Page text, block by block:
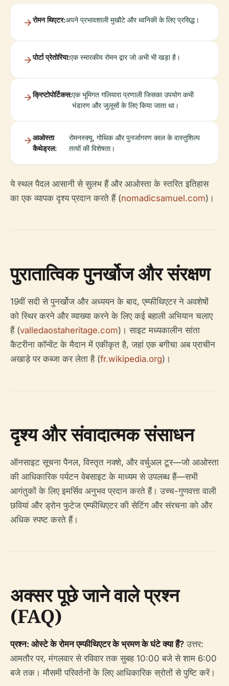
रोमन थिएटर:अपने प्रभावशाली मुखौटे और ध्वनिकी के लिए प्रसिद्ध।
पोर्टा प्रेतोरिया:एक स्मारकीय रोमन द्वार जो अभी भी खड़ा है।
क्रिप्टोपोर्टिकस:एक भूमिगत गलियारा प्रणाली जिसका उपयोग कभी
भंडारण और जुलूसों के लिए किया जाता था।
आओस्ता
कैथेड्रल:
रोमनस्क्यू, गोथिक और पुनर्जागरण काल ​​के वास्तुशिल्प
तत्वों की विशेषता।
ये स्थल पैदल आसानी से सुलभ हैं और आओस्ता के स्तरित इतिहास
का एक व्यापक दृश्य प्रदान करते हैं (nomadicsamuel.com)।
पुरातात्विक पुनर्खोज और संरक्षण
19वीं सदी से पुनर्खोज और अध्ययन के बाद, एम्फीथिएटर ने अवशेषों
को स्थिर करने और व्याख्या करने के लिए कई बहाली अभियान चलाए
हैं (valledaostaheritage.com)। साइट मध्यकालीन सांता
कैटरीना कॉन्वेंट के मैदान में एकीकृत है, जहां एक बगीचा अब प्राचीन
अखाड़े पर कब्जा कर लेता है (fr.wikipedia.org)।
दृश्य और संवादात्मक संसाधन
ऑनसाइट सूचना पैनल, विस्तृत नक्शे, और वर्चुअल टूर—जो आओस्ता
की आधिकारिक पर्यटन वेबसाइट के माध्यम से उपलब्ध हैं—सभी
आगंतुकों के लिए इमर्सिव अनुभव प्रदान करते हैं। उच्च-गुणवत्ता वाली
छवियां और ड्रोन फुटेज एम्फीथिएटर की सेटिंग और संरचना को और
अधिक स्पष्ट करते हैं।
अक्सर पूछे जाने वाले प्रश्न
(FAQ)
प्रश्न: ओस्टे के रोमन एम्फीथिएटर के भ्रमण के घंटे क्या हैं? उत्तर:
आमतौर पर, मंगलवार से रविवार तक सुबह 10:00 बजे से शाम 6:00
बजे तक। मौसमी परिवर्तनों के लिए आधिकारिक स्रोतों से पुष्टि करें।